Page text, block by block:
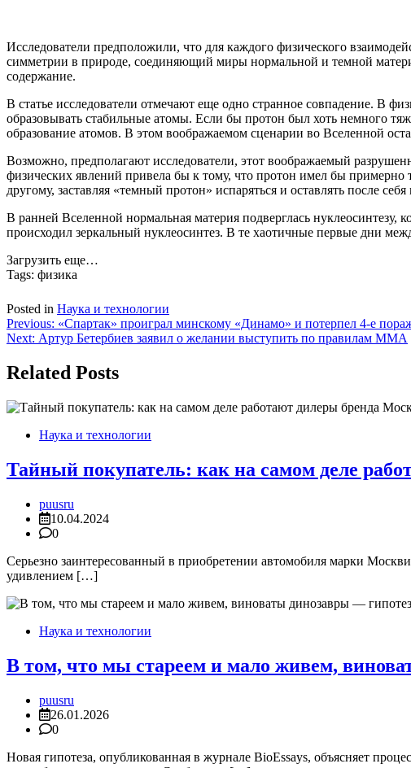
Исследователи предположили, что для каждого физического
симметрии в природе, соединяющий миры нормальной и темной
содержание.
В статье исследователи отмечают еще одно странное совпадение. В
образовывать стабильные атомы. Если бы протон был хоть немного
образование атомов. В этом воображаемом сценарии во Вселенной
Возможно, предполагают исследователи, этот воображаемый
физических явлений привела бы к тому, что протон имел бы примерно
другому, заставляя «темный протон» испаряться и оставлять после
В ранней Вселенной нормальная материя подверглась нуклеосинтезу,
происходил зеркальный нуклеосинтез. В те хаотичные первые дни
Загрузить еще…
Tags: физика
Posted in Наука и технологии
Навигация
по
записям
Previous: «Спартак» проиграл минскому «Динамо» и потерпел 4-е
Next: Артур Бетербиев заявил о желании выступить по правилам MMA
Related Posts
Наука и технологии
Тайный покупатель: как на самом деле
puusru
10.04.2024
0
Серьезно заинтересованный в приобретении автомобиля марки
удивлением […]
Наука и технологии
В том, что мы стареем и мало живем,
puusru
26.01.2026
0
Новая гипотеза, опубликованная в журнале BioEssays, объясняет